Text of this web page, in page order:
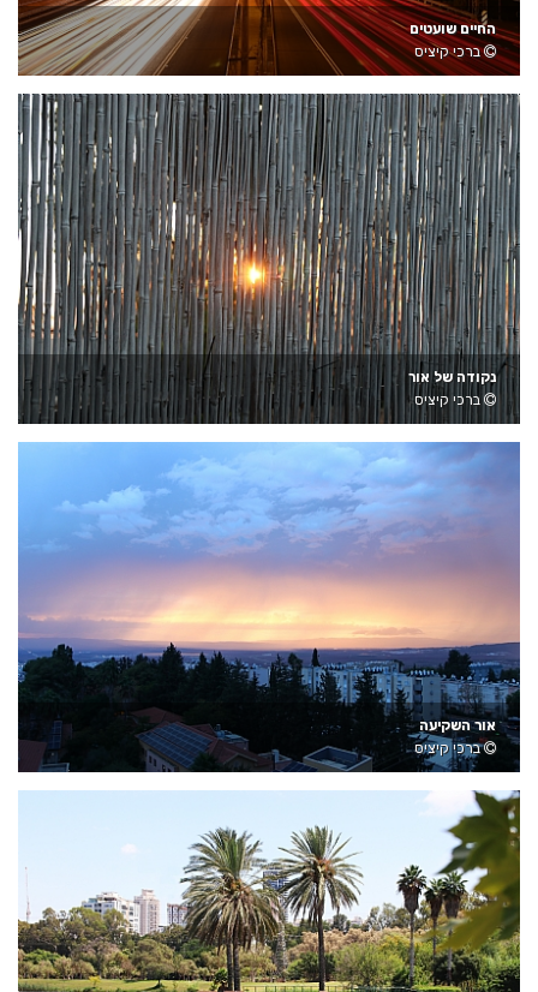
החיים שועטים
ברכי קיציס
נקודה של אור
ברכי קיציס
אור השקיעה
ברכי קיציס